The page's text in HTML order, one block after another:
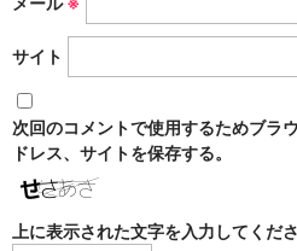
STRAWBERRY
PETAL
サイト
次回のコメントで使用するためブラ
ドレス、サイトを保存する。
上に表示された文字を入力してくださ